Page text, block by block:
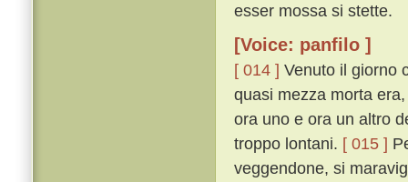
esser mossa si stette.
[Voice: panfilo ]
[ 014 ] Venuto il giorno
quasi mezza morta
ora uno e ora un altro
troppo lontani. [ 015 ]
veggendone, si